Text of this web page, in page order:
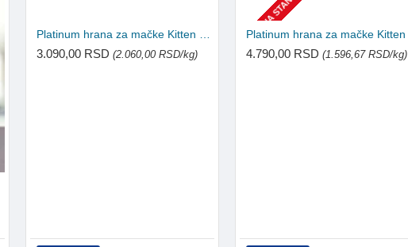
Platinum hrana za mačke Kitten MeatCrisp - Piletina 1.5kg
3.090,00 RSD (2.060,00 RSD/kg)
NEMA NA STANJU
4.790,00 RSD(1.596,67 RSD/kg)